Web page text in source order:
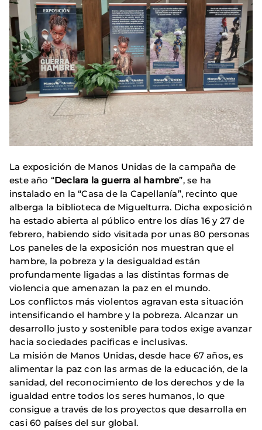
La exposición de Manos Unidas de la campaña de
este año “Declara la guerra al hambre”, se ha
instalado en la “Casa de la Capellanía”, recinto que
alberga la biblioteca de Miguelturra. Dicha exposición
ha estado abierta al público entre los días 16 y 27 de
febrero, habiendo sido visitada por unas 80 personas
Los paneles de la exposición nos muestran que el
hambre, la pobreza y la desigualdad están
profundamente ligadas a las distintas formas de
violencia que amenazan la paz en el mundo.
Los conflictos más violentos agravan esta situación
intensificando el hambre y la pobreza. Alcanzar un
desarrollo justo y sostenible para todos exige avanzar
hacia sociedades pacificas e inclusivas.
La misión de Manos Unidas, desde hace 67 años, es
alimentar la paz con las armas de la educación, de la
sanidad, del reconocimiento de los derechos y de la
igualdad entre todos los seres humanos, lo que
consigue a través de los proyectos que desarrolla en
casi 60 países del sur global.